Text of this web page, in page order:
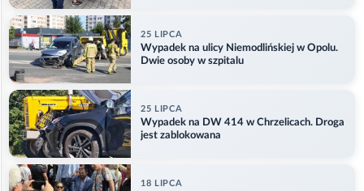
25 LIPCA
Wypadek na ulicy Niemodlińskiej w Opolu.
Dwie osoby w szpitalu
25 LIPCA
Wypadek na DW 414 w Chrzelicach. Droga
jest zablokowana
18 LIPCA